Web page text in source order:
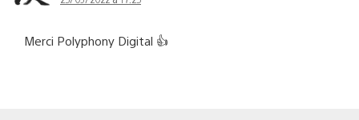
Merci Polyphony Digital 👍